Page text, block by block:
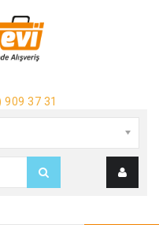
909 37 31